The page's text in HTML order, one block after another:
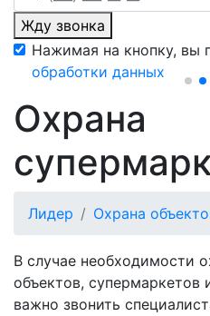
Жду звонка
Нажимая на кнопку, вы
обработки данных
Охрана
Лидер Охрана
В случае необходимости
объектов, супермаркетов
важно звонить